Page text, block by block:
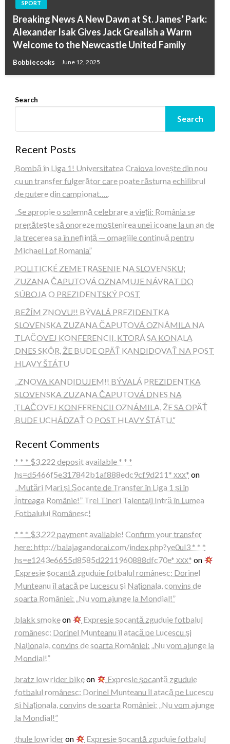
SPORT
Breaking News A New Dawn at St. James’ Park:
Alexander Isak Gives Jack Grealish a Warm
Welcome to the Newcastle United Family
Bobbiecooks June 12, 2025
Search
Search
Recent Posts
Bombă în Liga 1! Universitatea Craiova lovește din nou
cu un transfer fulgerător care poate răsturna echilibrul
de putere din campionat…..
„Se apropie o solemnă celebrare a vieții: România se
pregătește să onoreze moștenirea unei icoane la un an de
la trecerea sa în neființă — omagiile continuă pentru
Michael I of Romania”
POLITICKÉ ZEMETRASENIE NA SLOVENSKU:
ZUZANA ČAPUTOVÁ OZNAMUJE NÁVRAT DO
SÚBOJA O PREZIDENTSKÝ POST
BEŽÍM ZNOVU!! BÝVALÁ PREZIDENTKA
SLOVENSKA ZUZANA ČAPUTOVÁ OZNÁMILA NA
TLAČOVEJ KONFERENCII, KTORÁ SA KONALA
DNES SKÔR, ŽE BUDE OPÄŤ KANDIDOVAŤ NA POST
HLAVY ŠTÁTU
„ZNOVA KANDIDUJEM!! BÝVALÁ PREZIDENTKA
SLOVENSKA ZUZANA ČAPUTOVÁ DNES NA
TLAČOVEJ KONFERENCII OZNÁMILA, ŽE SA OPÄŤ
BUDE UCHÁDZAŤ O POST HLAVY ŠTÁTU.“
Recent Comments
* * * $3,222 deposit available * * *
hs=d5466f5e317842b1af888edc9cf9d211* ххх* on
„Mutări Mari și Șocante de Transfer în Liga 1 și în
Întreaga Românie!” Trei Tineri Talentați Intră în Lumea
Fotbalului Românesc!
* * * $3,222 payment available! Confirm your transfer
here: http://balajagandorai.com/index.php?ye0ul3 * * *
hs=e1243e6655d8585d2211960888dfc70e* ххх* on
Expresie șocantă zguduie fotbalul românesc: Dorinel
Munteanu îl atacă pe Lucescu și Naționala, convins de
soarta României: „Nu vom ajunge la Mondial!”
blakk smokeon
Expresie șocantă zguduie fotbalul
românesc: Dorinel Munteanu îl atacă pe Lucescu și
Naționala, convins de soarta României: „Nu vom ajunge la
Mondial!”
bratz low rider bikeon
Expresie șocantă zguduie
fotbalul românesc: Dorinel Munteanu îl atacă pe Lucescu
și Naționala, convins de soarta României: „Nu vom ajunge
la Mondial!”
thule lowrideron
Expresie șocantă zguduie fotbalul